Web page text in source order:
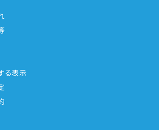
る表示